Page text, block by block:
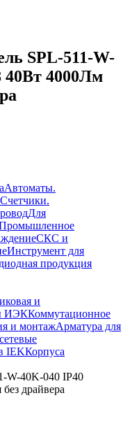
SPL-511-W-
40Вт 4000Лм
Автоматы.
Для
СКС и
Инструмент для
продукция
и
ИЭККоммутационное
и монтажАрматура для
IEKКорпуса
W-40K-040 IP40
драйвера